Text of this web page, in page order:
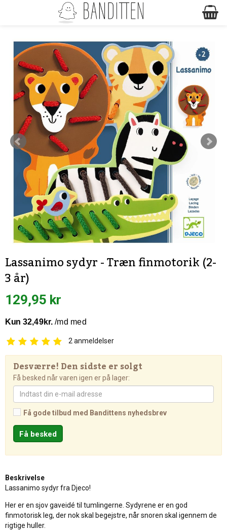
Lassanimo sydyr - Træn finmotorik (2-
3 år)
129,95 kr
2 anmeldelser
Desværre! Den sidste er solgt
Få besked når varen igen er på lager:
Få gode tilbud med Bandittens nyhedsbrev
Beskrivelse
Lassanimo sydyr fra Djeco!
Her er en sjov gaveidé til tumlingerne. Sydyrene er en god
finmotorisk leg, der nok skal begejstre, når snoren skal igennem de
rigtige huller.